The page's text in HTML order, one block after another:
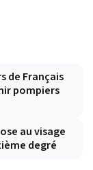
de Français
pompiers
au visage
degré